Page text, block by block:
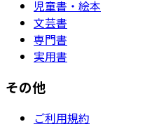
児童書・絵本
文芸書
専門書
実用書
その他
ご利用規約